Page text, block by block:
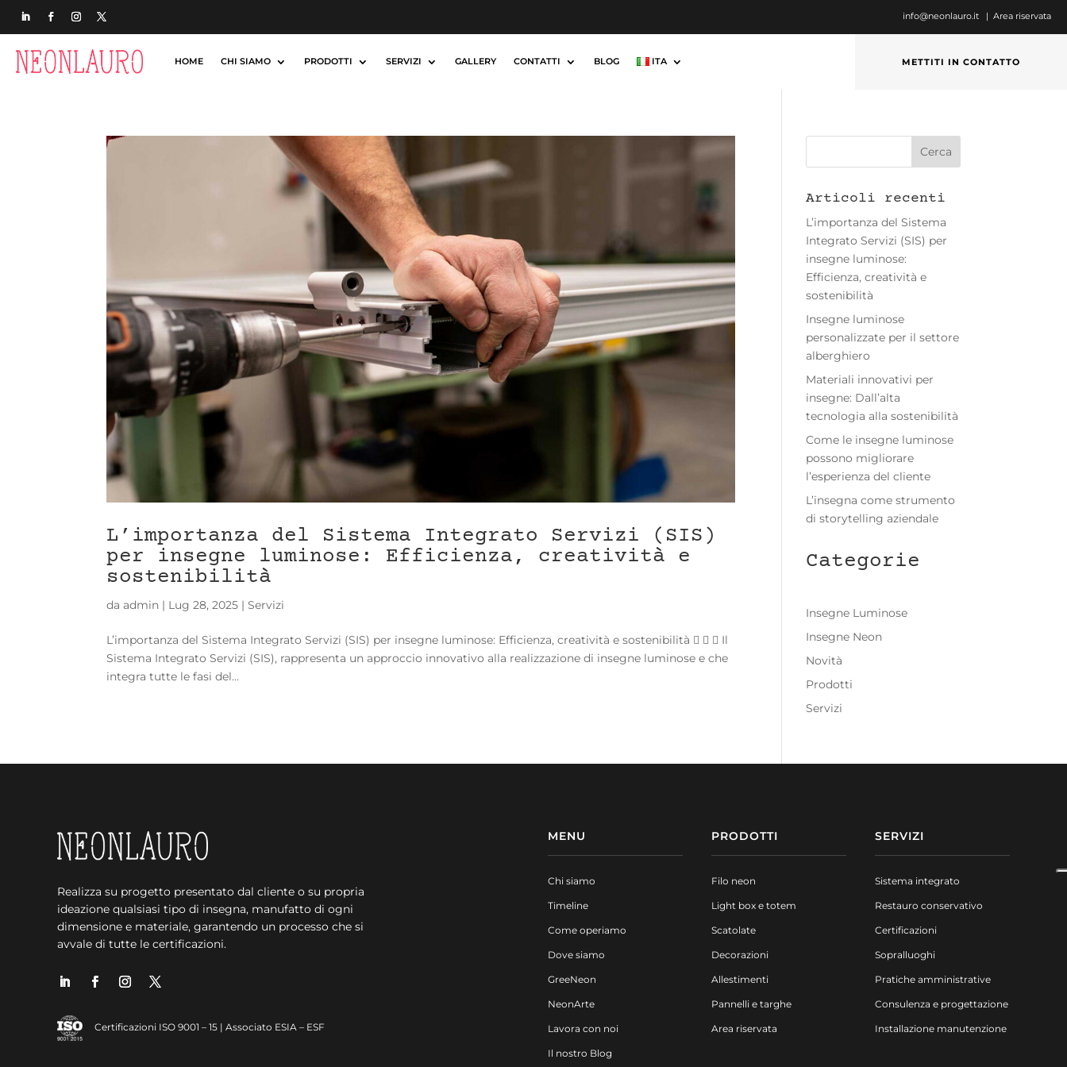
info@neonlauro.it | Area riservata
HOME CHI SIAMO PRODOTTI SERVIZI GALLERY CONTATTI BLOG ITA METTITI IN CONTATTO
L’importanza del Sistema Integrato Servizi (SIS)
per insegne luminose: Efficienza, creatività e
sostenibilità
daadmin | Lug 28, 2025 |Servizi
L’importanza del Sistema Integrato Servizi (SIS) per insegne luminose: Efficienza, creatività e sostenibilità    Il
Sistema Integrato Servizi (SIS), rappresenta un approccio innovativo alla realizzazione di insegne luminose e che
integra tutte le fasi del...
Articoli recenti
L’importanza del Sistema
Integrato Servizi (SIS) per
insegne luminose:
Efficienza, creatività e
sostenibilità
Insegne luminose
personalizzate per il settore
alberghiero
Materiali innovativi per
insegne: Dall’alta
tecnologia alla sostenibilità
Come le insegne luminose
possono migliorare
l’esperienza del cliente
L’insegna come strumento
di storytelling aziendale
Categorie
Insegne Luminose
Insegne Neon
Novità
Prodotti
Servizi
Realizza su progetto presentato dal cliente o su propria
ideazione qualsiasi tipo di insegna, manufatto di ogni
dimensione e materiale, garantendo un processo che si
avvale di tutte le certificazioni.
Certificazioni ISO 9001 – 15 | Associato ESIA – ESF
MENU
Chi siamo
Timeline
Come operiamo
Dove siamo
GreeNeon
NeonArte
Lavora con noi
Il nostro Blog
PRODOTTI
Filo neon
Light box e totem
Scatolate
Decorazioni
Allestimenti
Pannelli e targhe
Area riservata
SERVIZI
Sistema integrato
Restauro conservativo
Certificazioni
Sopralluoghi
Pratiche amministrative
Consulenza e progettazione
Installazione manutenzione